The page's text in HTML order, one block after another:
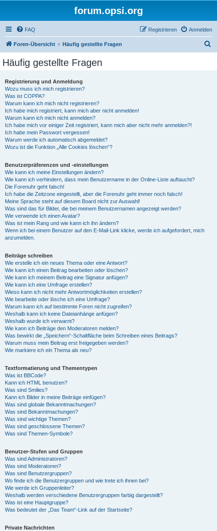
forum.opsi.org
FAQ Anmelden
Registrieren
Foren-Übersicht Häufig gestellte Fragen
Häufig gestellte Fragen
Registrierung und Anmeldung
Wozu muss ich mich registrieren?
Was ist COPPA?
Warum kann ich mich nicht registrieren?
Ich habe mich registriert, kann mich aber nicht anmelden!
Warum kann ich mich nicht anmelden?
Ich habe mich vor einiger Zeit registriert, kann mich aber nicht mehr anmelden?!
Ich habe mein Passwort vergessen!
Warum werde ich automatisch abgemeldet?
Wozu ist die Funktion „Alle Cookies löschen“?
Benutzerpräferenzen und -einstellungen
Wie kann ich meine Einstellungen ändern?
Wie kann ich verhindern, dass mein Benutzername in der Online-Liste auftaucht?
Die Forenuhr geht falsch!
Ich habe die Zeitzone eingestellt, aber die Forenuhr geht immer noch falsch!
Meine Sprache steht auf diesem Board nicht zur Auswahl!
Was sind das für Bilder, die bei meinem Benutzernamen angezeigt werden?
Wie verwende ich einen Avatar?
Was ist mein Rang und wie kann ich ihn ändern?
Wenn ich bei einem Benutzer auf den E-Mail-Link klicke, werde ich aufgefordert, mich
anzumelden.
Beiträge schreiben
Wie erstelle ich ein neues Thema oder eine Antwort?
Wie kann ich einen Beitrag bearbeiten oder löschen?
Wie kann ich meinem Beitrag eine Signatur anfügen?
Wie kann ich eine Umfrage erstellen?
Wieso kann ich nicht mehr Antwortmöglichkeiten erstellen?
Wie bearbeite oder lösche ich eine Umfrage?
Warum kann ich auf bestimmte Foren nicht zugreifen?
Weshalb kann ich keine Dateianhänge anfügen?
Weshalb wurde ich verwarnt?
Wie kann ich Beiträge den Moderatoren melden?
Was bewirkt die „Speichern“-Schaltfläche beim Schreiben eines Beitrags?
Warum muss mein Beitrag erst freigegeben werden?
Wie markiere ich ein Thema als neu?
Textformatierung und Thementypen
Was ist BBCode?
Kann ich HTML benutzen?
Was sind Smilies?
Kann ich Bilder in meine Beiträge einfügen?
Was sind globale Bekanntmachungen?
Was sind Bekanntmachungen?
Was sind wichtige Themen?
Was sind geschlossene Themen?
Was sind Themen-Symbole?
Benutzer-Stufen und Gruppen
Was sind Administratoren?
Was sind Moderatoren?
Was sind Benutzergruppen?
Wo finde ich die Benutzergruppen und wie trete ich ihnen bei?
Wie werde ich Gruppenleiter?
Weshalb werden verschiedene Benutzergruppen farbig dargestellt?
Was ist eine Hauptgruppe?
Was bedeutet der „Das Team“-Link auf der Startseite?
Private Nachrichten